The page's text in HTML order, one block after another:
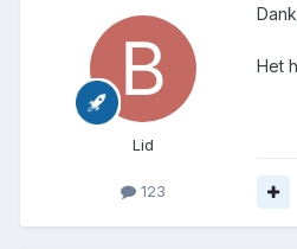
Lid
123
Het